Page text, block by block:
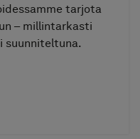
tarjota
– millintarkasti
suunniteltuna.